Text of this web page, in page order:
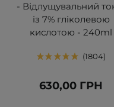
- Відлущувальний
із 7% гліколевою
кислотою - 240ml
1804
630,00 ГРН